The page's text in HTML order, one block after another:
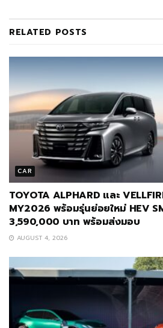
RELATED POSTS
CAR
TOYOTA ALPHARD และ
MY2026 พร้อมรุ่นย่อยใหม่ HEV
3,590,000 บาท พร้อมส่งมอบ
AUGUST 4, 2026